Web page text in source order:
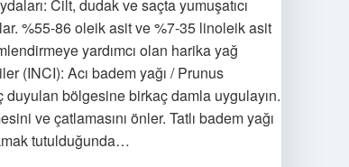
Cilt, dudak ve saçta yumuşatıcı
%55-86 oleik asit ve %7-35 linoleik asit
yardımcı olan harika yağ
(INCI): Acı badem yağı / Prunus
bölgesine birkaç damla uygulayın.
ve çatlamasını önler. Tatlı badem yağı
tutulduğunda…